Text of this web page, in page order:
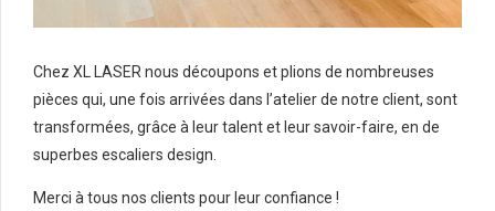
Chez XL LASER nous découpons et plions de nombreuses
pièces qui, une fois arrivées dans l’atelier de notre client, sont
transformées, grâce à leur talent et leur savoir-faire, en de
superbes escaliers design.
Merci à tous nos clients pour leur confiance !